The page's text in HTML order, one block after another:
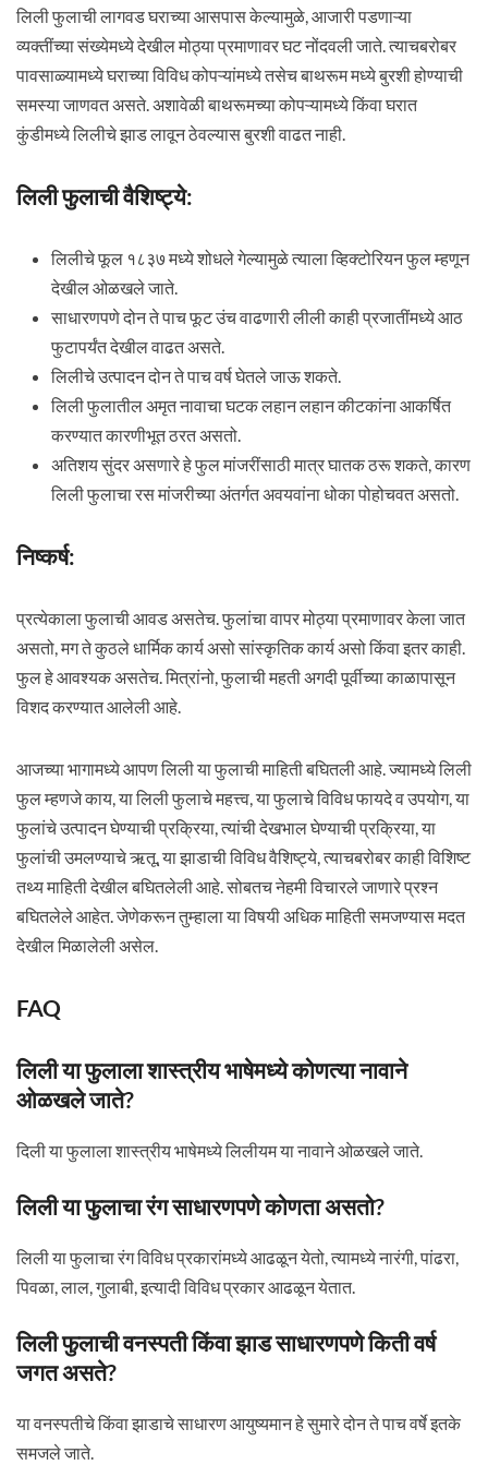
लिली फुलाची लागवड घराच्या आसपास केल्यामुळे, आजारी पडणाऱ्या
व्यक्तींच्या संख्येमध्ये देखील मोठ्या प्रमाणावर घट नोंदवली जाते. त्याचबरोबर
पावसाळ्यामध्ये घराच्या विविध कोपऱ्यांमध्ये तसेच बाथरूम मध्ये बुरशी होण्याची
समस्या जाणवत असते. अशावेळी बाथरूमच्या कोपऱ्यामध्ये किंवा घरात
कुंडीमध्ये लिलीचे झाड लावून ठेवल्यास बुरशी वाढत नाही.
लिली फुलाची वैशिष्ट्ये:
लिलीचे फूल १८३७ मध्ये शोधले गेल्यामुळे त्याला व्हिक्टोरियन फुल म्हणून
देखील ओळखले जाते.
साधारणपणे दोन ते पाच फूट उंच वाढणारी लीली काही प्रजातींमध्ये आठ
फुटापर्यंत देखील वाढत असते.
लिलीचे उत्पादन दोन ते पाच वर्ष घेतले जाऊ शकते.
लिली फुलातील अमृत नावाचा घटक लहान लहान कीटकांना आकर्षित
करण्यात कारणीभूत ठरत असतो.
अतिशय सुंदर असणारे हे फुल मांजरींसाठी मात्र घातक ठरू शकते, कारण
लिली फुलाचा रस मांजरीच्या अंतर्गत अवयवांना धोका पोहोचवत असतो.
निष्कर्ष:
प्रत्येकाला फुलाची आवड असतेच. फुलांचा वापर मोठ्या प्रमाणावर केला जात
असतो, मग ते कुठले धार्मिक कार्य असो सांस्कृतिक कार्य असो किंवा इतर काही.
फुल हे आवश्यक असतेच. मित्रांनो, फुलाची महती अगदी पूर्वीच्या काळापासून
विशद करण्यात आलेली आहे.
आजच्या भागामध्ये आपण लिली या फुलाची माहिती बघितली आहे. ज्यामध्ये लिली
फुल म्हणजे काय, या लिली फुलाचे महत्त्व, या फुलाचे विविध फायदे व उपयोग, या
फुलांचे उत्पादन घेण्याची प्रक्रिया, त्यांची देखभाल घेण्याची प्रक्रिया, या
फुलांची उमलण्याचे ऋतू, या झाडाची विविध वैशिष्ट्ये, त्याचबरोबर काही विशिष्ट
तथ्य माहिती देखील बघितलेली आहे. सोबतच नेहमी विचारले जाणारे प्रश्न
बघितलेले आहेत. जेणेकरून तुम्हाला या विषयी अधिक माहिती समजण्यास मदत
देखील मिळालेली असेल.
FAQ
लिली या फुलाला शास्त्रीय भाषेमध्ये कोणत्या नावाने
ओळखले जाते?
दिली या फुलाला शास्त्रीय भाषेमध्ये लिलीयम या नावाने ओळखले जाते.
लिली या फुलाचा रंग साधारणपणे कोणता असतो?
लिली या फुलाचा रंग विविध प्रकारांमध्ये आढळून येतो, त्यामध्ये नारंगी, पांढरा,
पिवळा, लाल, गुलाबी, इत्यादी विविध प्रकार आढळून येतात.
लिली फुलाची वनस्पती किंवा झाड साधारणपणे किती वर्ष
जगत असते?
या वनस्पतीचे किंवा झाडाचे साधारण आयुष्यमान हे सुमारे दोन ते पाच वर्षे इतके
समजले जाते.